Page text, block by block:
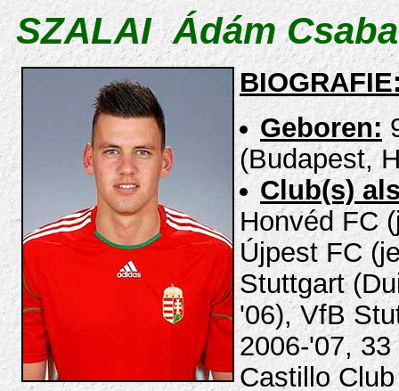
SZALAI Ádám Csaba
Geboren:
(Budapest,
Club(s)
Honvéd FC
Újpest FC
Stuttgart
'06), VfB
2006-'07,
Castillo